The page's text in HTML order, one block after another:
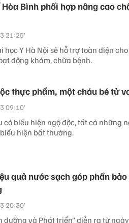
Hòa Bình phối hợp nâng cao
21:25’
học Y Hà Nội sẽ hỗ trợ toàn diện
động khám, chữa bệnh.
thực phẩm, một cháu bé tử
09:10’
có biểu hiện ngộ độc, tất cả những
hiện bất thường.
quả nước sạch góp phần
20:30’
dưỡng và Phát triển” diễn ra từ